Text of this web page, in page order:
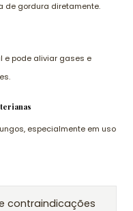
de gordura diretamente.
e pode aliviar gases e
especialmente em uso
contraindicações